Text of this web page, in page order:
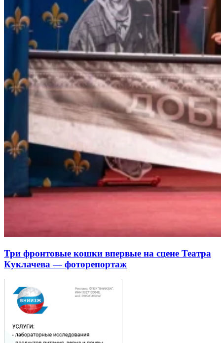
Три фронтовые кошки впервые на сцене Театра
Куклачева — фоторепортаж